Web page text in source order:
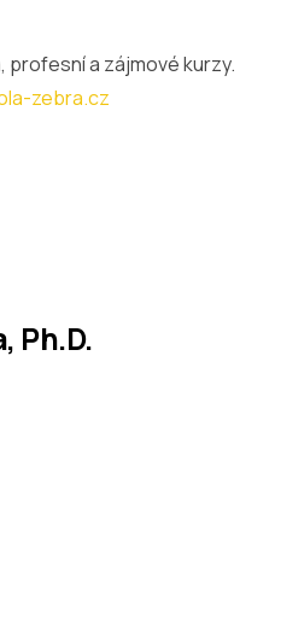
profesní a zájmové kurzy.
zebra.cz
Ph.D.